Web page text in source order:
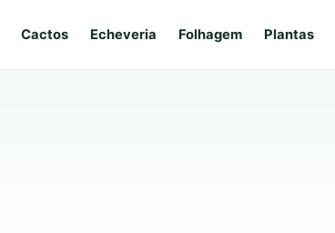
Cactos Echeveria Folhagem Plantas